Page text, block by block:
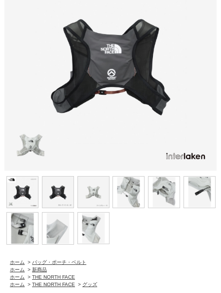
ホーム > バッグ・ポーチ・ベルト
ホーム
> 新商品
ホーム
> THE NORTH FACE
ホーム
> THE NORTH FACE > グッズ